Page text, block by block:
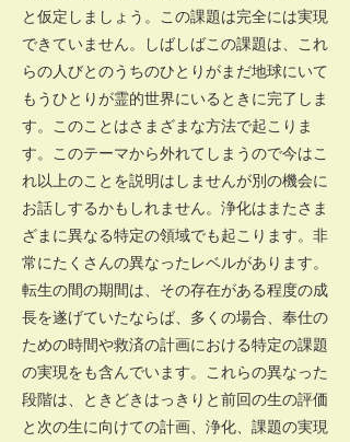
と仮定しましょう。この課題は完全には実現
できていません。しばしばこの課題は、これ
らの人びとのうちのひとりがまだ地球にいて
もうひとりが霊的世界にいるときに完了しま
す。このことはさまざまな方法で起こりま
す。このテーマから外れてしまうので今はこ
れ以上のことを説明はしませんが別の機会に
お話しするかもしれません。浄化はまたさま
ざまに異なる特定の領域でも起こります。非
常にたくさんの異なったレベルがあります。
転生の間の期間は、その存在がある程度の成
長を遂げていたならば、多くの場合、奉仕の
ための時間や救済の計画における特定の課題
の実現をも含んでいます。これらの異なった
段階は、ときどきはっきりと前回の生の評価
と次の生に向けての計画、浄化、課題の実現